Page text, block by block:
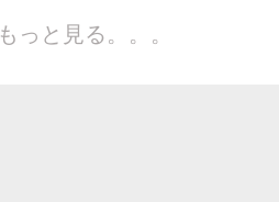
もっと見る。。。